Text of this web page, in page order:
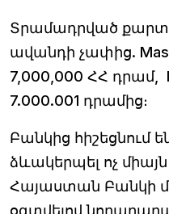
Տրամադրված
ավանդի չափից.
7,000,000 ՀՀ դրամ,
7.000.001 դրամից։
Բանկից հիշեցնում
ձևակերպել ոչ միայն
Հայաստան Բանկի
օգտվելով